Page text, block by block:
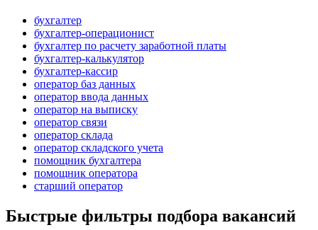
бухгалтер
бухгалтер-операционист
бухгалтер по расчету заработной платы
бухгалтер-калькулятор
бухгалтер-кассир
оператор баз данных
оператор ввода данных
оператор на выписку
оператор связи
оператор склада
оператор складского учета
помощник бухгалтера
помощник оператора
старший оператор
Быстрые фильтры подбора вакансий